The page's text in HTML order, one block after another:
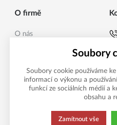
O firmě
O nás
Možnosti platby
Soubory
Soubory cookie používáme
informací o výkonu a
funkcí ze sociálních médií a
obsahu a
Zamítnout vše